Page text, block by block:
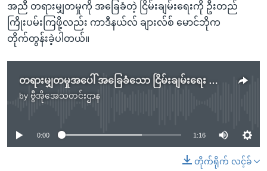
အညီ တရားမျှတမှုကို အခြေခံတဲ့ ငြိမ်းချမ်းရေးကို ဦးတည်
ကြိုးပမ်းကြဖို့လည်း ကာဒီနယ်လ် ချားလ်စ် မောင်ဘိုက
တိုက်တွန်းခဲ့ပါတယ်။
တရားမျှတမှုအပေါ် အခြေခံသော ငြိမ်းချမ်းရေး ကာဒီနယ်ဘို ဆော်သြလိုက်ခြင်း
by ဗွီအိုအေသတင်းဌာန
No media source currently available
0:00 1:16
တိုက်ရိုက် လင့်ခ်